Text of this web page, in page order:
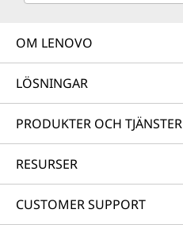
OM LENOVO
LÖSNINGAR
PRODUKTER OCH TJÄNSTER
RESURSER
CUSTOMER SUPPORT